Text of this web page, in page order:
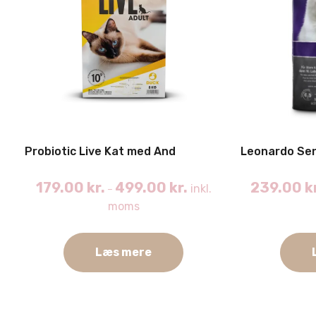
Probiotic Live Kat med And
179.00 kr. – 499.00 kr. inkl.
moms
Læs mere
Leonardo
239.00